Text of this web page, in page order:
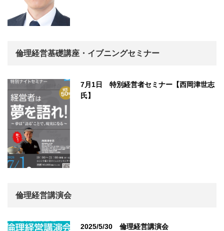
倫理経営基礎講座・イブニングセミナー
7月1日 特別経営者セミナー【西岡津世志
氏】
倫理経営講演会
2025/5/30 倫理経営講演会